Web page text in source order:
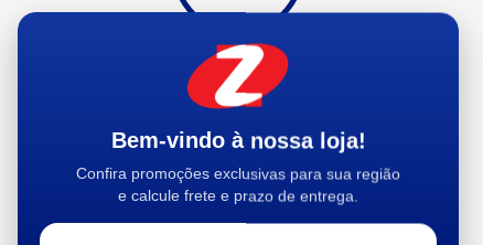
Bem-vindo à nossa loja!
Confira promoções exclusivas para sua região
e calcule frete e prazo de entrega.
Recomendam esse produto